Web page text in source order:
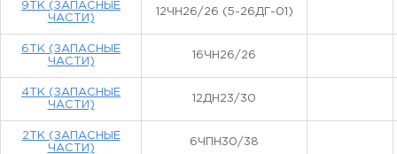
9ТК (ЗАПАСНЫЕ
ЧАСТИ)
12ЧН26/26 (5-26ДГ-01)
6ТК (ЗАПАСНЫЕ
ЧАСТИ)
16ЧН26/26
4ТК (ЗАПАСНЫЕ
ЧАСТИ)
12ДН23/30
2ТК (ЗАПАСНЫЕ
ЧАСТИ)
6ЧПН30/38